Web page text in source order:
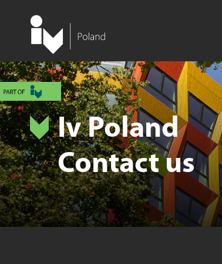
Iv Poland
Contact us